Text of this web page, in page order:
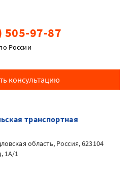
505-97-87
России
консультацию
транспортная
область, Россия, 623104
1А/1